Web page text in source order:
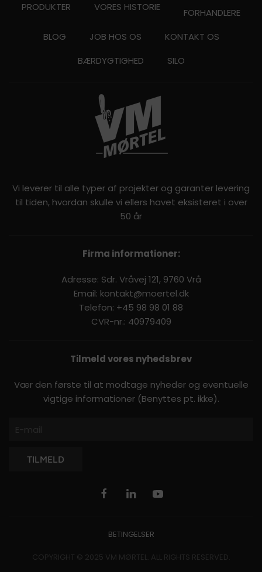
PRODUKTER VORES HISTORIE
FORHANDLERE
BLOG
JOB HOS OS
KONTAKT OS
BÆRDYGTIGHED
SILO
Vi leverer til alle typer af projekter og garanter levering
til tiden, hvordan skulle vi ellers havet eksisteret i over
50 år
Firma informationer:
Adresse: Sdr. Vråvej 121, 9760 Vrå
Email: kontakt@moertel.dk
Telefon: +45 98 98 01 88
CVR-nr.: 40979409
Tilmeld vores nyhedsbrev
Vær den første til at modtage nyheder og eventuelle
vigtige informationer (Benyttes pt. ikke).
TILMELD
BETINGELSER
COPYRIGHT © 2025 VM MØRTEL. ALL RIGHTS RESERVED.